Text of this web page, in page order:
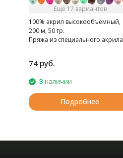
Ещё 17 вариантов
100% акрил высокообъёмный,
200 м, 50 гр.
Пряжа из специального акрила
74 руб.
В наличии
Подробнее